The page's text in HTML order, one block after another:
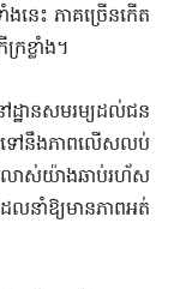
នេះ ភាគច្រើនកើត
រខ្លាំង។
ដ្ឋានសមរម្យដល់ជន
ទៅនឹង​ភាពលើសលប់
តលាស់យ៉ាង​ឆាប់រហ័ស
លនាំឱ្យមានភាព​អត់